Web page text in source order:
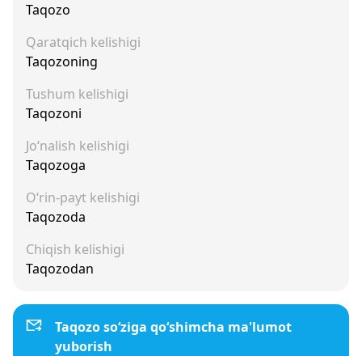
Taqozo
Qaratqich kelishigi
Taqozoning
Tushum kelishigi
Taqozoni
Jo‘nalish kelishigi
Taqozoga
O‘rin-payt kelishigi
Taqozoda
Chiqish kelishigi
Taqozodan
Taqozo so‘ziga qo‘shimcha ma'lumot
yuborish